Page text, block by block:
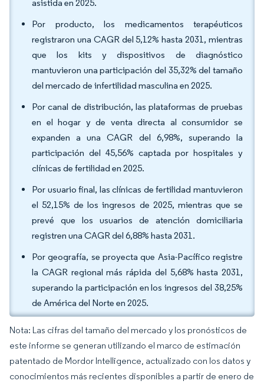
asistida en 2025.
Por producto, los medicamentos terapéuticos
registraron una CAGR del 5,12% hasta 2031, mientras
que los kits y dispositivos de diagnóstico
mantuvieron una participación del 35,32% del tamaño
del mercado de infertilidad masculina en 2025.
Por canal de distribución, las plataformas de pruebas
en el hogar y de venta directa al consumidor se
expanden a una CAGR del 6,98%, superando la
participación del 45,56% captada por hospitales y
clínicas de fertilidad en 2025.
Por usuario final, las clínicas de fertilidad mantuvieron
el 52,15% de los ingresos de 2025, mientras que se
prevé que los usuarios de atención domiciliaria
registren una CAGR del 6,88% hasta 2031.
Por geografía, se proyecta que Asia-Pacífico registre
la CAGR regional más rápida del 5,68% hasta 2031,
superando la participación en los ingresos del 38,25%
de América del Norte en 2025.
Nota: Las cifras del tamaño del mercado y los pronósticos de
este informe se generan utilizando el marco de estimación
patentado de Mordor Intelligence, actualizado con los datos y
conocimientos más recientes disponibles a partir de enero de